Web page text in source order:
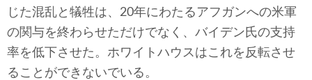
じた混乱と犠牲は、20年にわたるアフガンへの米軍
の関与を終わらせただけでなく、バイデン氏の支持
率を低下させた。ホワイトハウスはこれを反転させ
ることができないでいる。